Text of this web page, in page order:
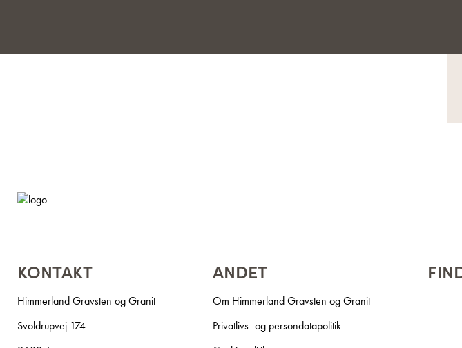
KONTAKT
Himmerland Gravsten og Granit
Svoldrupvej 174
ANDET
Om Himmerland Gravsten og Granit
Privatlivs- og persondatapolitik